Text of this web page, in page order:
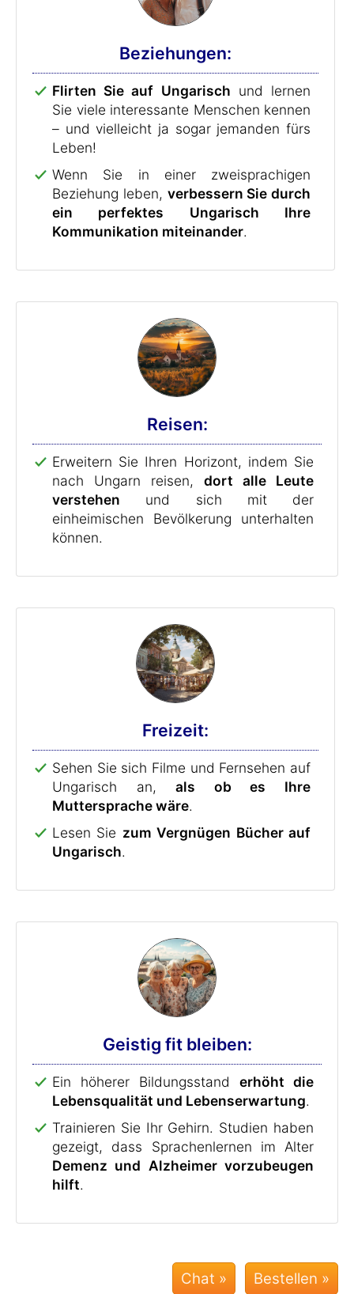
Beziehungen:
Flirten Sie auf Ungarisch und lernen
Sie viele interessante Menschen kennen
– und vielleicht ja sogar jemanden fürs
Leben!
Wenn Sie in einer zweisprachigen
Beziehung leben, verbessern Sie durch
ein perfektes Ungarisch Ihre
Kommunikation miteinander.
Reisen:
Erweitern Sie Ihren Horizont, indem Sie
nach Ungarn reisen, dort alle Leute
verstehen und sich mit der
einheimischen Bevölkerung unterhalten
können.
Freizeit:
Sehen Sie sich Filme und Fernsehen auf
Ungarisch an,als ob es Ihre
Muttersprache wäre.
Lesen Sie zum Vergnügen Bücher auf
Ungarisch.
Geistig fit bleiben:
Ein höherer Bildungsstand erhöht die
Lebensqualität und Lebenserwartung.
Trainieren Sie Ihr Gehirn. Studien haben
gezeigt, dass Sprachenlernen im Alter
Demenz und Alzheimer vorzubeugen
hilft.
Chat »